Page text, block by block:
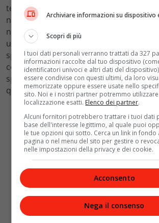
telefono dall’aula può migliorare il clima
non risolve da solo il rapporto dei
notifiche e messaggistica. “Serve una
una competenza”, spiegano molti
spegnere, saper scegliere, saper
contenuto dannoso. Senza questo
spostare il problema fuori dai cancelli,
quando gli schermi si riaccendono tutti
Archiviare informazioni su dispositivo
Scopri di più
I tuoi dati personali verranno trattati da 327
informazioni raccolte dal tuo dispositivo
identificatori univoci e altri dati del
essere condivise con questi ultimi, da loro
memorizzate oppure essere usate nello
sito. Noi e i nostri partner potremmo
localizzazione esatti. Elenco dei partner.
Alcuni fornitori potrebbero trattare i tuoi dati
base dell'interesse legittimo, al quale puoi
le tue opzioni qui sotto. Cerca un link in fondo
pagina o nel menu del sito per gestire o
nelle impostazioni della privacy e dei cookie.
Acconsento
Nega il consenso